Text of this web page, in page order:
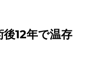
12年で温存